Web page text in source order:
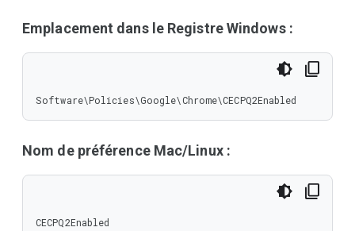
Emplacement dans le Registre Windows :
Software\Policies\Google\Chrome\CECPQ2Enabled
Nom de préférence Mac/Linux :
CECPQ2Enabled